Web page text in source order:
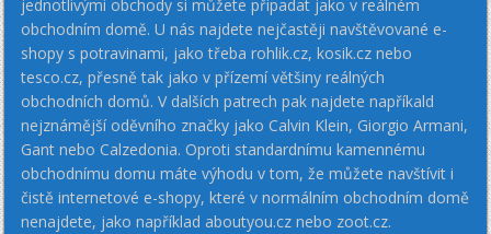
jednotlivými obchody si můžete připadat jako v reálném
obchodním domě. U nás najdete nejčastěji navštěvované e-
shopy s potravinami, jako třeba rohlik.cz, kosik.cz nebo
tesco.cz, přesně tak jako v přízemí většiny reálných
obchodních domů. V dalších patrech pak najdete napříkald
nejznámější oděvního značky jako Calvin Klein, Giorgio Armani,
Gant nebo Calzedonia. Oproti standardnímu kamennému
obchodnímu domu máte výhodu v tom, že můžete navštívit i
čistě internetové e-shopy, které v normálním obchodním domě
nenajdete, jako například aboutyou.cz nebo zoot.cz.